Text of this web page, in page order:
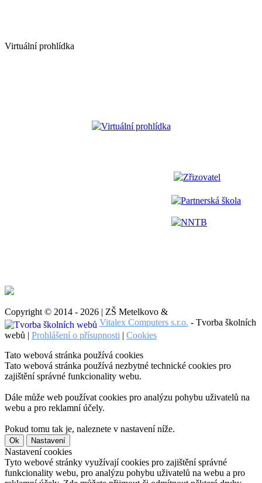
Virtuální prohlídka
Virtuální prohlídka
Zřizovatel
Partnerská škola
NNTB
Copyright © 2014 - 2026 | ZŠ Metelkovo &
Vitalex Computers s.r.o. - Tvorba školních
webů | Prohlášení o přísupnosti | Cookies
Tato webová stránka používá cookies
Tato webová stránka používá nezbytné technické cookies pro
zajištění správné funkcionality webu.
Dále může web používat cookies pro analýzu pohybu uživatelů na
webu a pro reklamní účely.
Pokud tomu tak je, naleznete v nastavení níže.
Ok Nastavení
Nastavení cookies
Tyto webové stránky využívají cookies pro zajištění správné
funkcionality webu, pro analýzu pohybu uživatelů na webu a pro